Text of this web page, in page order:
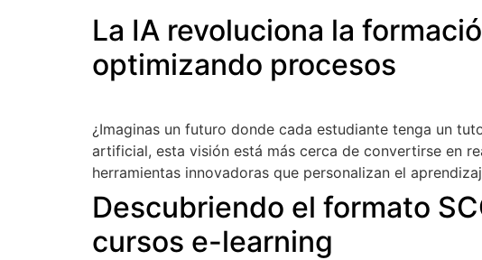
La IA revoluciona la
optimizando procesos
¿Imaginas un futuro donde cada estudiante tenga un
artificial, esta visión está más cerca de convertirse en
herramientas innovadoras que personalizan el
Descubriendo el formato
cursos e-learning